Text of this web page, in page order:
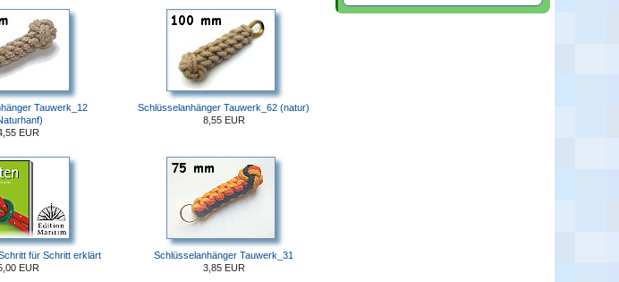
Tauwerk_12
EUR
Schlüsselanhänger Tauwerk_62 (natur)
8,55 EUR
für Schritt erklärt
EUR
Schlüsselanhänger Tauwerk_31
3,85 EUR